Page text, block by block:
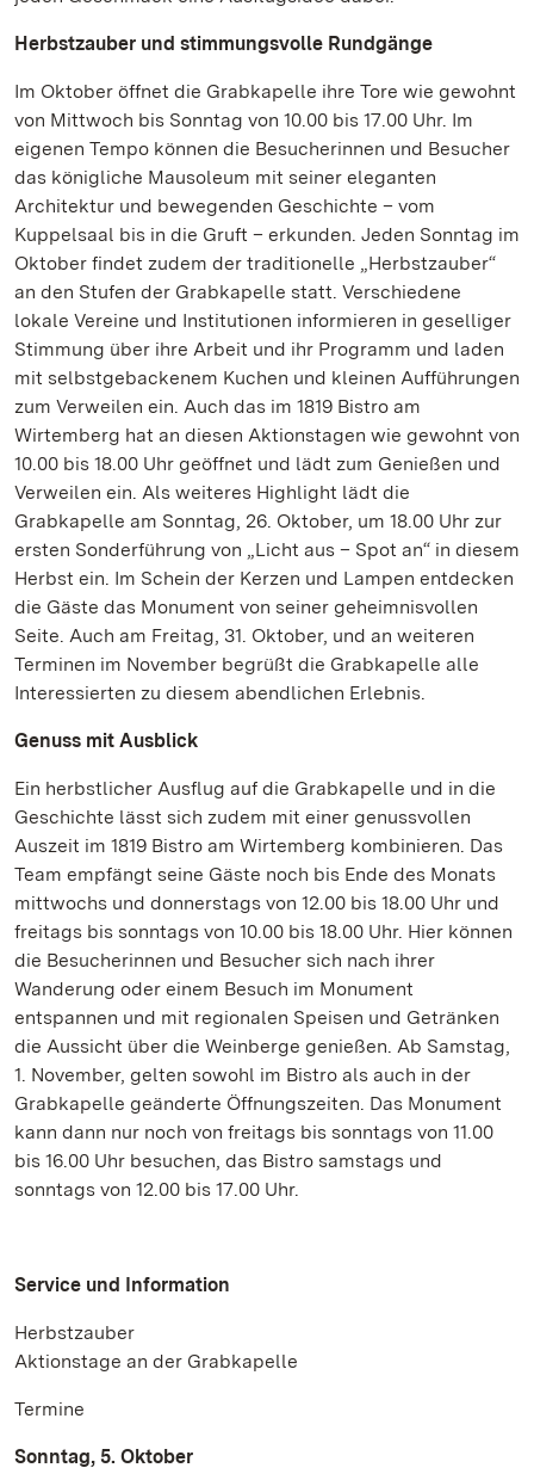
Herbstzauber und stimmungsvolle Rundgänge
Im Oktober öffnet die Grabkapelle ihre Tore wie gewohnt
von Mittwoch bis Sonntag von 10.00 bis 17.00 Uhr. Im
eigenen Tempo können die Besucherinnen und Besucher
das königliche Mausoleum mit seiner eleganten
Architektur und bewegenden Geschichte – vom
Kuppelsaal bis in die Gruft – erkunden. Jeden Sonntag im
Oktober findet zudem der traditionelle „Herbstzauber“
an den Stufen der Grabkapelle statt. Verschiedene
lokale Vereine und Institutionen informieren in geselliger
Stimmung über ihre Arbeit und ihr Programm und laden
mit selbstgebackenem Kuchen und kleinen Aufführungen
zum Verweilen ein. Auch das im 1819 Bistro am
Wirtemberg hat an diesen Aktionstagen wie gewohnt von
10.00 bis 18.00 Uhr geöffnet und lädt zum Genießen und
Verweilen ein. Als weiteres Highlight lädt die
Grabkapelle am Sonntag, 26. Oktober, um 18.00 Uhr zur
ersten Sonderführung von „Licht aus – Spot an“ in diesem
Herbst ein. Im Schein der Kerzen und Lampen entdecken
die Gäste das Monument von seiner geheimnisvollen
Seite. Auch am Freitag, 31. Oktober, und an weiteren
Terminen im November begrüßt die Grabkapelle alle
Interessierten zu diesem abendlichen Erlebnis.
Genuss mit Ausblick
Ein herbstlicher Ausflug auf die Grabkapelle und in die
Geschichte lässt sich zudem mit einer genussvollen
Auszeit im 1819 Bistro am Wirtemberg kombinieren. Das
Team empfängt seine Gäste noch bis Ende des Monats
mittwochs und donnerstags von 12.00 bis 18.00 Uhr und
freitags bis sonntags von 10.00 bis 18.00 Uhr. Hier können
die Besucherinnen und Besucher sich nach ihrer
Wanderung oder einem Besuch im Monument
entspannen und mit regionalen Speisen und Getränken
die Aussicht über die Weinberge genießen. Ab Samstag,
1. November, gelten sowohl im Bistro als auch in der
Grabkapelle geänderte Öffnungszeiten. Das Monument
kann dann nur noch von freitags bis sonntags von 11.00
bis 16.00 Uhr besuchen, das Bistro samstags und
sonntags von 12.00 bis 17.00 Uhr.
Service und Information
Herbstzauber
Aktionstage an der Grabkapelle
Termine
Sonntag, 5. Oktober